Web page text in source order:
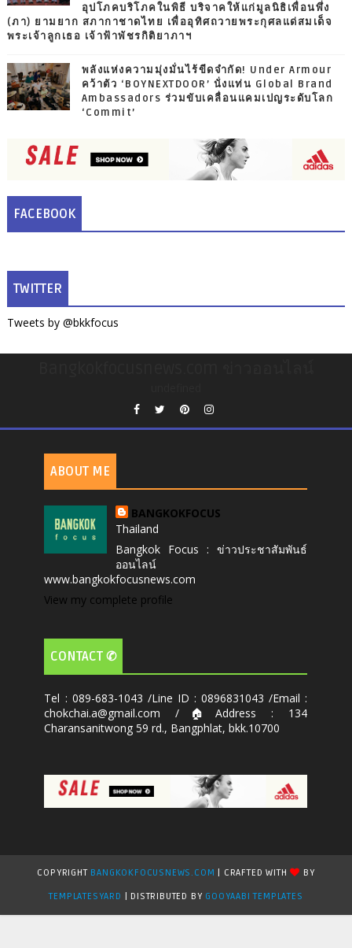
อุปโภคบริโภคในพิธี บริจาคให้แก่มูลนิธิเพื่อนพึ่ง
(ภา) ยามยาก สภากาชาดไทย เพื่ออุทิศถวายพระกุศลแด่สมเด็จ
พระเจ้าลูกเธอ เจ้าฟ้าพัชรกิติยาภาฯ
พลังแห่งความมุ่งมั่นไร้ขีดจำกัด! Under Armour
คว้าตัว ‘BOYNEXTDOOR’ นั่งแท่น Global Brand
Ambassadors ร่วมขับเคลื่อนแคมเปญระดับโลก
‘Commit’
FACEBOOK
TWITTER
Tweets by @bkkfocus
ABOUT ME
BANGKOKFOCUS
Thailand
Bangkok Focus : ข่าวประชาสัมพันธ์
ออนไลน์
www.bangkokfocusnews.com
View my complete profile
CONTACT ✆
Tel : 089-683-1043 /Line ID : 0896831043 /Email :
chokchai.a@gmail.com /🏠Address : 134
Charansanitwong 59 rd., Bangphlat, bkk.10700
COPYRIGHT BANGKOKFOCUSNEWS.COM | CRAFTED WITH
BY
TEMPLATESYARD | DISTRIBUTED BY GOOYAABI TEMPLATES